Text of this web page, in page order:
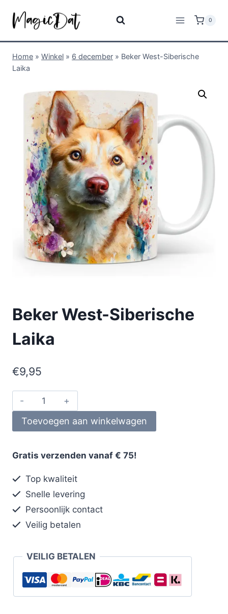
0
Home » Winkel » 6 december » Beker West-Siberische
Laika
Beker West-Siberische
Laika
€9,95
Toevoegen aan winkelwagen
Gratis verzenden vanaf € 75!
Top kwaliteit
Snelle levering
Persoonlijk contact
Veilig betalen
VEILIG BETALEN